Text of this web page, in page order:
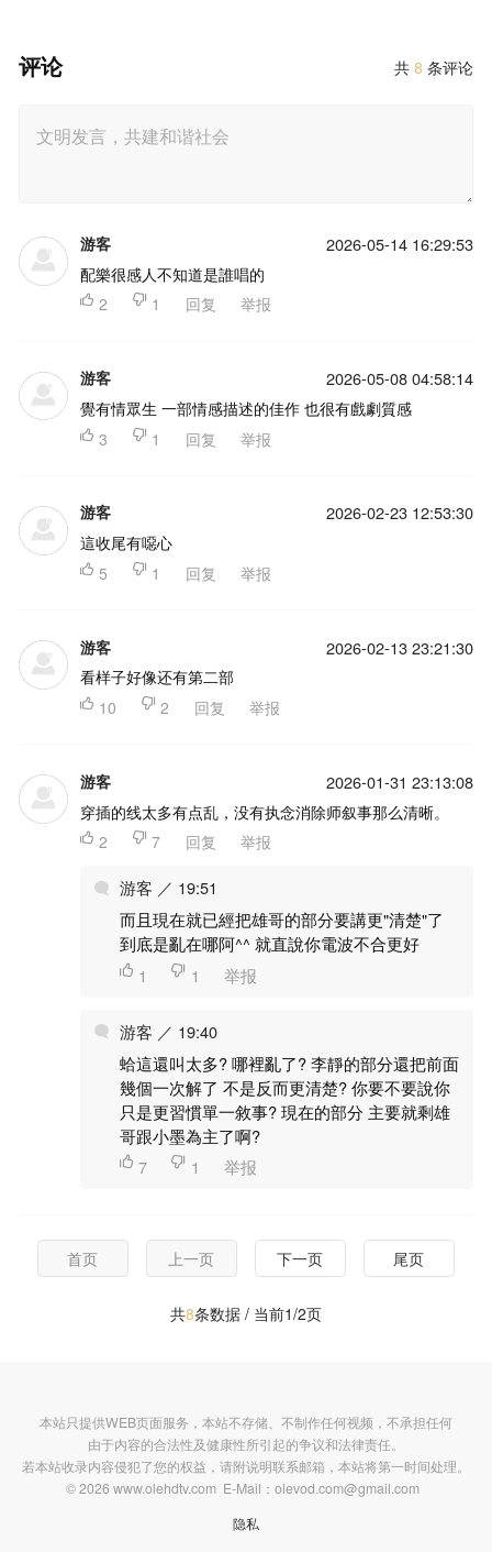
共8 条评论
评论
游客 2026-05-14 16:29:53
配樂很感人不知道是誰唱的
 2  1 回复 举报
游客 2026-05-08 04:58:14
覺有情眾生 一部情感描述的佳作 也很有戲劇質感
 3  1 回复 举报
游客 2026-02-23 12:53:30
這收尾有噁心
 5  1 回复 举报
游客 2026-02-13 23:21:30
看样子好像还有第二部
 10  2 回复 举报
游客 2026-01-31 23:13:08
穿插的线太多有点乱，没有执念消除师叙事那么清晰。
 2  7 回复 举报
游客 ／ 19:51
而且現在就已經把雄哥的部分要講更"清楚"了
到底是亂在哪阿^^ 就直說你電波不合更好
 1  1 举报
游客 ／ 19:40
蛤這還叫太多? 哪裡亂了? 李靜的部分還把前面
幾個一次解了 不是反而更清楚? 你要不要說你
只是更習慣單一敘事? 現在的部分 主要就剩雄
哥跟小墨為主了啊?
 7  1 举报
首页 上一页 下一页 尾页
共8条数据 / 当前1/2页
本站只提供WEB页面服务，本站不存储、不制作任何视频，不承担任何
由于内容的合法性及健康性所引起的争议和法律责任。
若本站收录内容侵犯了您的权益，请附说明联系邮箱，本站将第一时间处理。
© 2026 www.olehdtv.com E-Mail：olevod.com@gmail.com
隐私